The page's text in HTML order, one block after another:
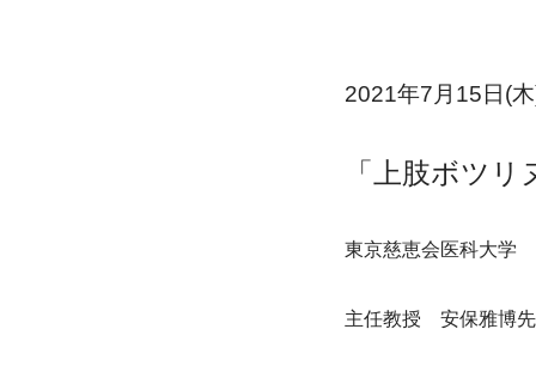
2021年7月15日(
「上肢ボツ
東京慈恵会医科大学
主任教授　安保雅博